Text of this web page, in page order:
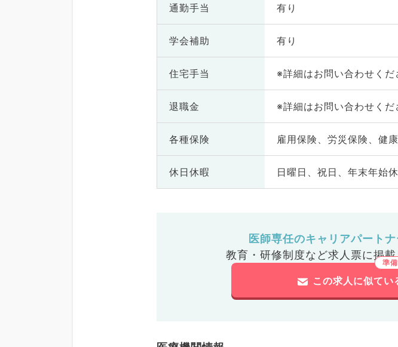
通勤手当 有り
学会補助 有り
住宅手当 ※詳細はお問い合わせくだ
退職金 ※詳細はお問い合わせくだ
各種保険 雇用保険、労災保険、健
休日休暇 日曜日、祝日、年末年始
医師専任のキャリアパートナ
教育・研修制度など求人票に掲載
この求人に似てい